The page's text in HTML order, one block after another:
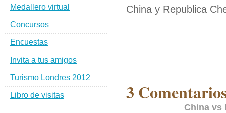
China y Republica
3
China vs
Medallero virtual
Concursos
Encuestas
Invita a tus amigos
Turismo Londres 2012
Libro de visitas